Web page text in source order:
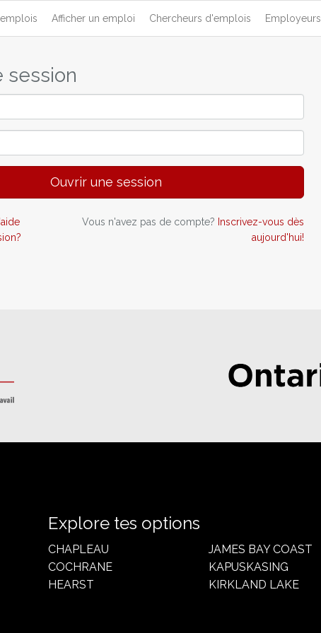
Afficher un emploi Chercheurs d'emplois Employeurs
session
Ouvrir une session
Vous n'avez pas de compte? Inscrivez-vous dès
aujourd'hui!
Explore tes options
CHAPLEAU
COCHRANE
HEARST
JAMES BAY COAST
KAPUSKASING
KIRKLAND LAKE